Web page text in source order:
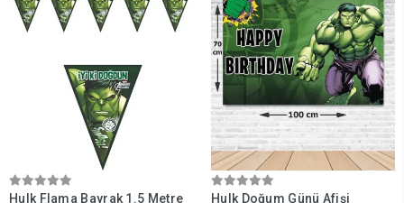
Hulk Flama Bayrak 1.5 Metre
Hulk Doğum Günü Afişi